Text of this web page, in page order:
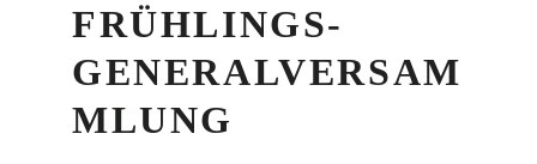
FRÜHLINGS-
GENERALVERSAM
MLUNG